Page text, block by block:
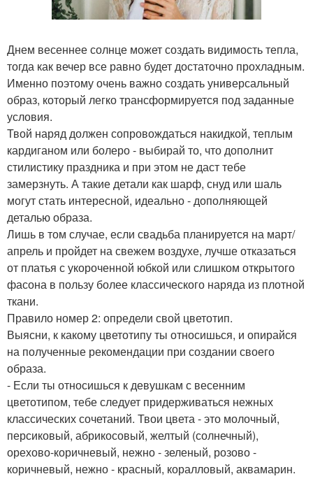
Днем весеннее солнце может создать видимость тепла,
тогда как вечер все равно будет достаточно прохладным.
Именно поэтому очень важно создать универсальный
образ, который легко трансформируется под заданные
условия.
Твой наряд должен сопровождаться накидкой, теплым
кардиганом или болеро - выбирай то, что дополнит
стилистику праздника и при этом не даст тебе
замерзнуть. А такие детали как шарф, снуд или шаль
могут стать интересной, идеально - дополняющей
деталью образа.
Лишь в том случае, если свадьба планируется на март/
апрель и пройдет на свежем воздухе, лучше отказаться
от платья с укороченной юбкой или слишком открытого
фасона в пользу более классического наряда из плотной
ткани.
Правило номер 2: определи свой цветотип.
Выясни, к какому цветотипу ты относишься, и опирайся
на полученные рекомендации при создании своего
образа.
- Если ты относишься к девушкам с весенним
цветотипом, тебе следует придерживаться нежных
классических сочетаний. Твои цвета - это молочный,
персиковый, абрикосовый, желтый (солнечный),
орехово-коричневый, нежно - зеленый, розово -
коричневый, нежно - красный, коралловый, аквамарин.